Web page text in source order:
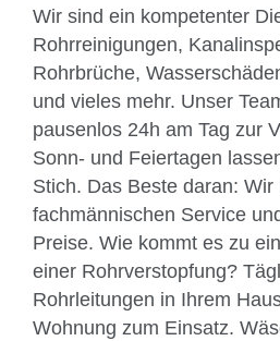
Wir sind ein kompetenter
Rohrreinigungen,
Rohrbrüche,
und vieles mehr. Unser
pausenlos 24h am Tag zur
Sonn- und Feiertagen
Stich. Das Beste daran: Wir
fachmännischen Service
Preise. Wie kommt es zu
einer Rohrverstopfung?
Rohrleitungen in Ihrem
Wohnung zum Einsatz.